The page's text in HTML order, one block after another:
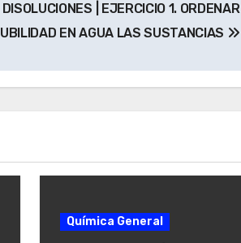
| EJERCICIO 1. ORDENAR
EN AGUA LAS SUSTANCIAS
Química General